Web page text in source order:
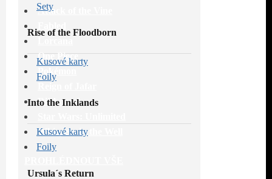
Attack of the Vine
One Piece
Pokémon
Riftbound
Whispers in the Well
Sety
Rise of the Floodborn
Kusové karty
Foily
Into the Inklands
Kusové karty
Foily
Ursula´s Return